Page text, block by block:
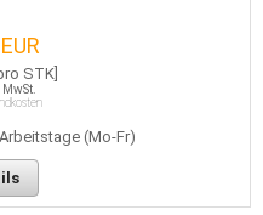
STK]
MwSt.